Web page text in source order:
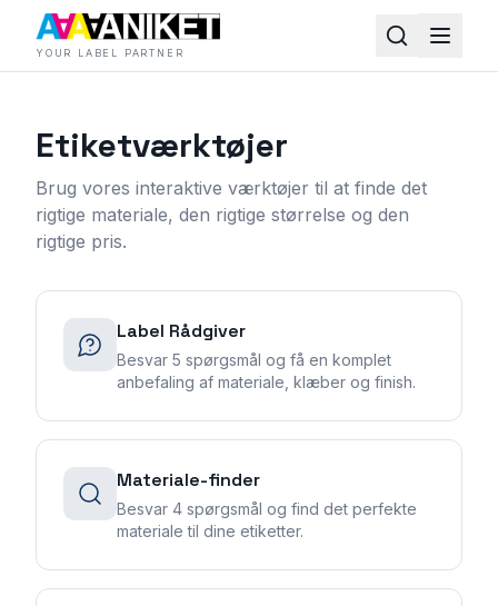
YOUR LABEL PARTNER
Etiketværktøjer
Brug vores interaktive værktøjer til at finde det
rigtige materiale, den rigtige størrelse og den
rigtige pris.
Label Rådgiver
Besvar 5 spørgsmål og få en komplet
anbefaling af materiale, klæber og finish.
Materiale-finder
Besvar 4 spørgsmål og find det perfekte
materiale til dine etiketter.